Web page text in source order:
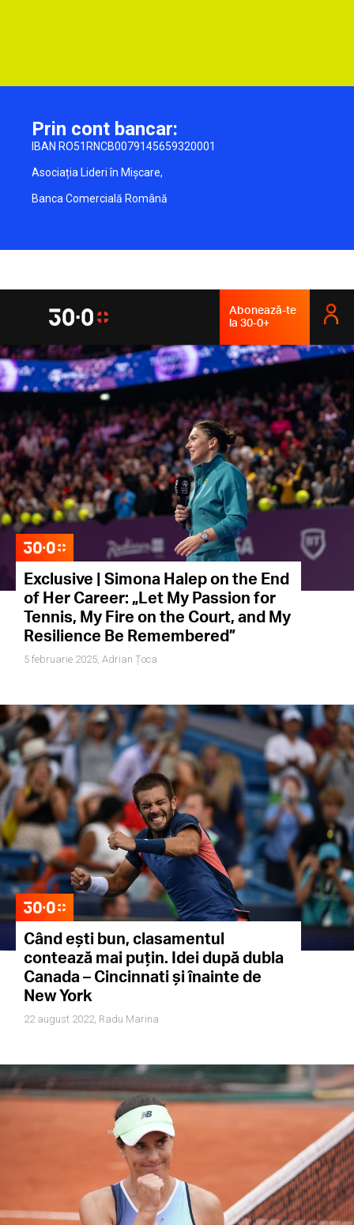
Prin cont bancar:
IBAN RO51RNCB0079145659320001
Asociația Lideri în Mișcare,
Banca Comercială Română
Abonează-te
la 30-0+
Exclusive | Simona Halep on the End
of Her Career: „Let My Passion for
Tennis, My Fire on the Court, and My
Resilience Be Remembered”
5 februarie 2025, Adrian Țoca
Când ești bun, clasamentul
contează mai puțin. Idei după dubla
Canada – Cincinnati și înainte de
New York
22 august 2022, Radu Marina